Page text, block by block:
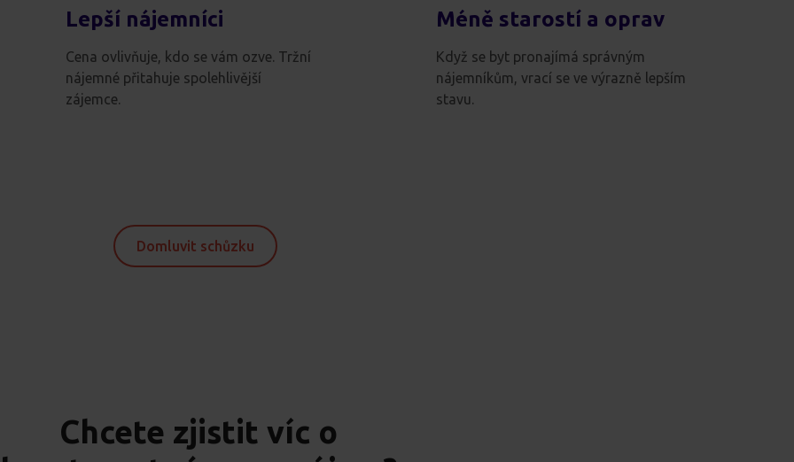
Lepší nájemníci
Cena ovlivňuje, kdo se vám ozve. Tržní
nájemné přitahuje spolehlivější
zájemce.
Méně starostí a oprav
Když se byt pronajímá správným
nájemníkům, vrací se ve výrazně lepším
stavu.
Domluvit schůzku
Chcete zjistit víc o